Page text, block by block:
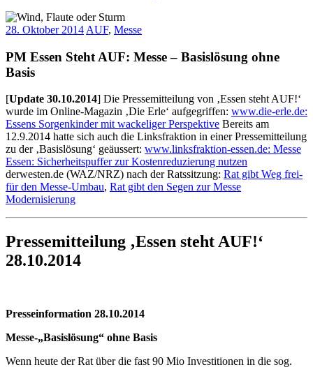
28. Oktober 2014 AUF, Messe
PM Essen Steht AUF: Messe – Basislösung ohne
Basis
[Update 30.10.2014] Die Pressemitteilung von ‚Essen steht AUF!‘
wurde im Online-Magazin ‚Die Erle‘ aufgegriffen: www.die-erle.de:
Essens Sorgenkinder mit wackeliger Perspektive Bereits am
12.9.2014 hatte sich auch die Linksfraktion in einer Pressemitteilung
zu der ‚Basislösung‘ geäussert: www.linksfraktion-essen.de: Messe
Essen: Sicherheitspuffer zur Kostenreduzierung nutzen
derwesten.de (WAZ/NRZ) nach der Ratssitzung: Rat gibt Weg frei-
für den Messe-Umbau, Rat gibt den Segen zur Messe
Modernisierung
Pressemitteilung ‚Essen steht AUF!‘
28.10.2014
Presseinformation 28.10.2014
Messe-„Basislösung“ ohne Basis
Wenn heute der Rat über die fast 90 Mio Investitionen in die sog.